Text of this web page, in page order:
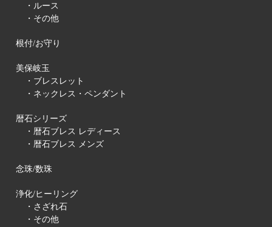
・ルース
・その他
根付/お守り
美保岐玉
・ブレスレット
・ネックレス・ペンダント
暦石シリーズ
・暦石ブレス レディース
・暦石ブレス メンズ
念珠/数珠
浄化/ヒーリング
・さざれ石
・その他